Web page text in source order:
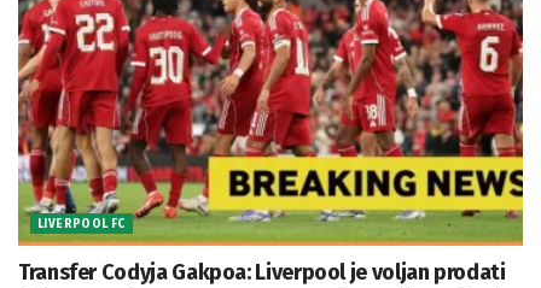
LIVERPOOL FC
Transfer Codyja Gakpoa: Liverpool je voljan prodati